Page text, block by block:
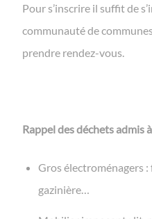
Pour s’inscrire il suffit de
communauté de
prendre rendez-vous.
Rappel des déchets admis
Gros électroménagers
gazinière…